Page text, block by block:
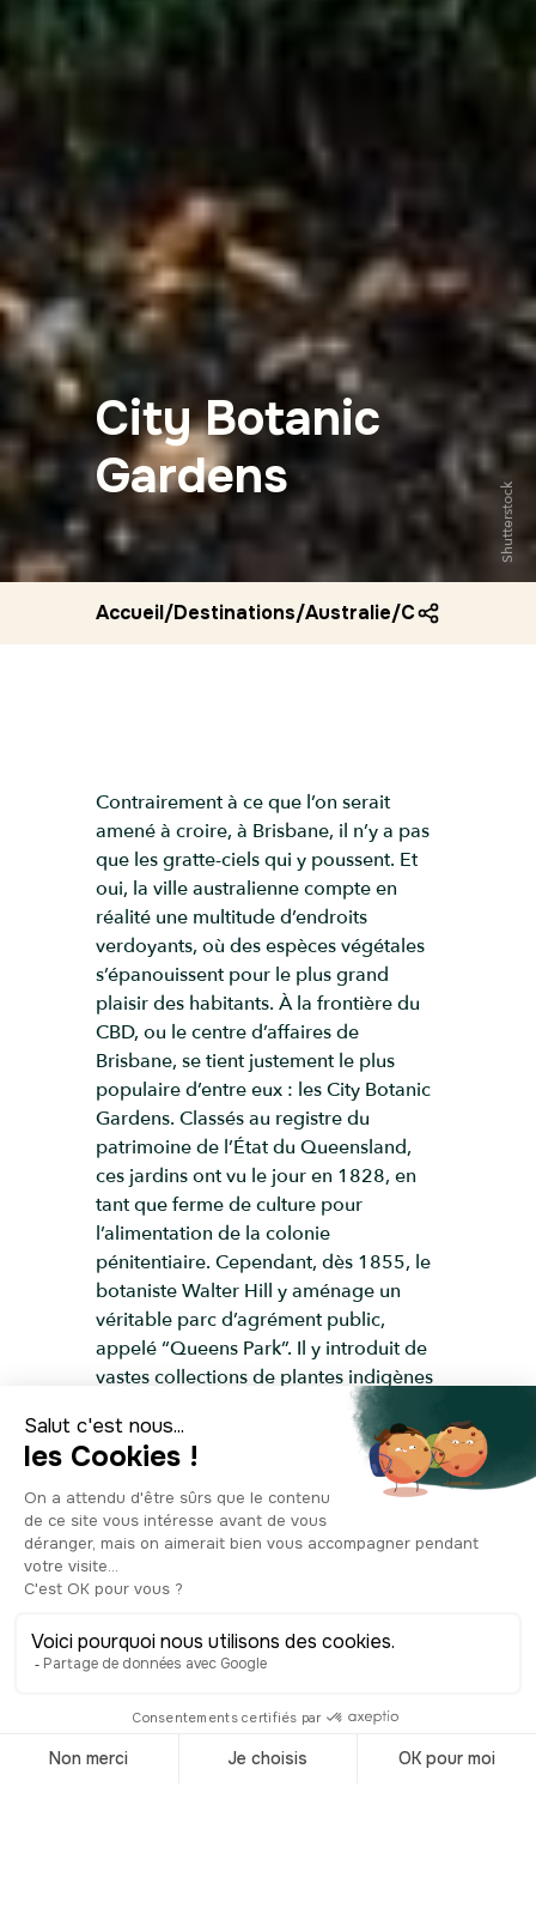
City Botanic
Gardens
Shutterstock
Accueil/Destinations/Australie/City botanic
Contrairement à ce que l’on serait
amené à croire, à Brisbane, il n’y a pas
que les gratte-ciels qui y poussent. Et
oui, la ville australienne compte en
réalité une multitude d’endroits
verdoyants, où des espèces végétales
s’épanouissent pour le plus grand
plaisir des habitants. À la frontière du
CBD, ou le centre d’affaires de
Brisbane, se tient justement le plus
populaire d’entre eux : les City Botanic
Gardens. Classés au registre du
patrimoine de l’État du Queensland,
ces jardins ont vu le jour en 1828, en
tant que ferme de culture pour
l’alimentation de la colonie
pénitentiaire. Cependant, dès 1855, le
botaniste Walter Hill y aménage un
véritable parc d’agrément public,
appelé “Queens Park”. Il y introduit de
vastes collections de plantes indigènes
du Queensland, et de plantes
exotiques importées. Hormis leur
valeur naturelle, les City Botanic
Gardens ont une portée historique, car
des éléments architecturaux des débuts
y sont toujours visibles. On a
notamment la première fontaine à
aussi le Curator’s Cottage,
anciennement la résidence des
kiosque. Après avoir parcouru les
allées du lieu, on est certain que vous